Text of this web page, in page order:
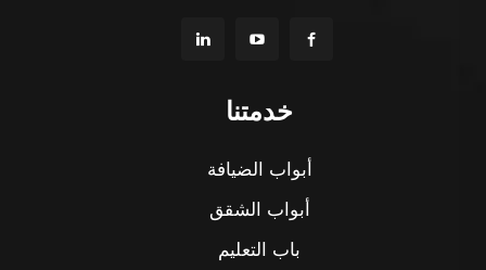
خدمتنا
أبواب الضيافة
أبواب الشقق
باب التعليم